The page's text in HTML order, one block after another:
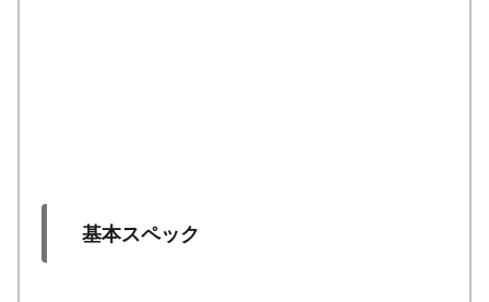
基本スペック